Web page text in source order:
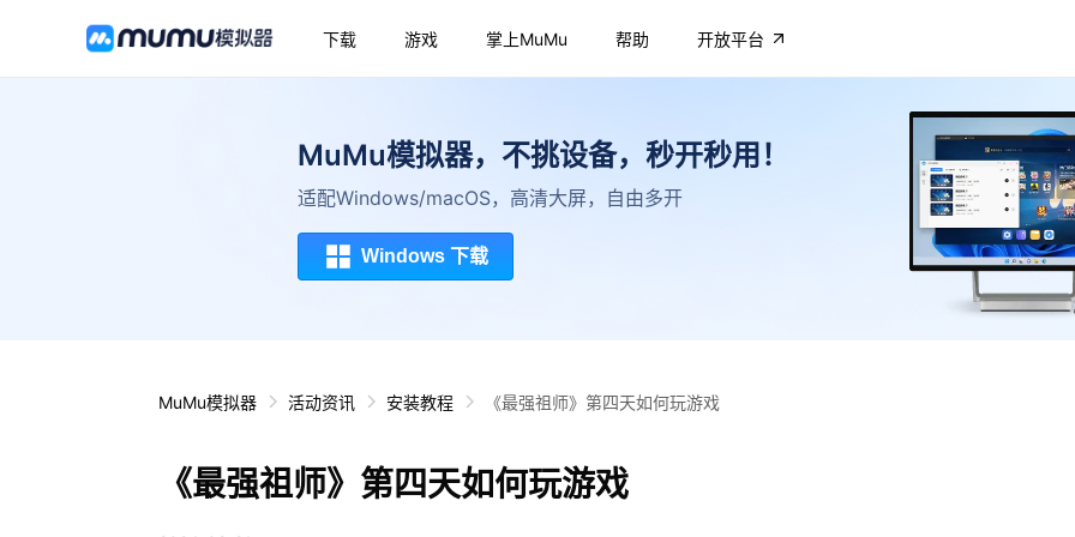
下载 游戏 掌上MuMu 帮助 开放平台
MuMu模拟器，不挑设备，秒开秒用！
适配Windows/macOS，高清大屏，自由多开
Windows 下载
MuMu模拟器 活动资讯 安装教程 《最强祖师》第四天如何玩游戏
《最强祖师》第四天如何玩游戏